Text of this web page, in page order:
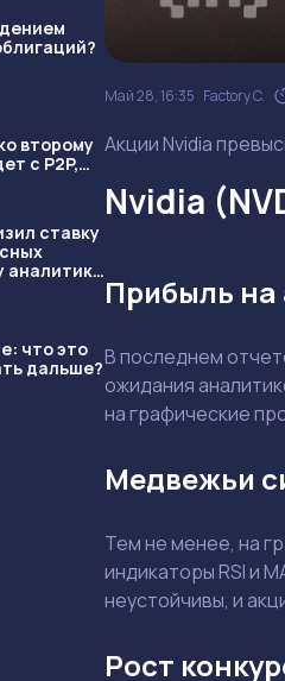
второму
с P2P,
ставку
аналитики
что это
дальше?
Май 28, 16:35 Factory C.
Акции Nvidia
Nvidia
Прибыль
В последнем
ожидания
на графические
Медвежьи
Тем не менее, на
индикаторы RSI и
неустойчивы, и
Рост